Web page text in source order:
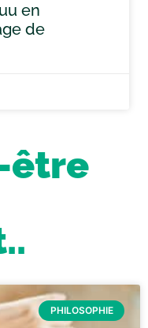
en
de
être
PHILOSOPHIE